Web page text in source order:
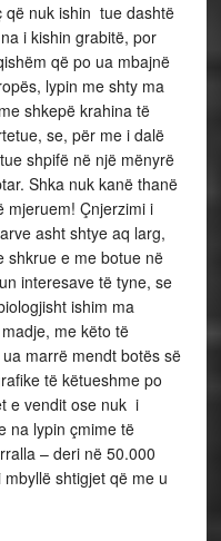
që nuk ishin tue dashtë
i kishin grabitë, por
që po ua mbajnë
lypin me shty ma
shkepë krahina të
se, për me i dalë
shpifë në një mënyrë
Shka nuk kanë thanë
mjeruem! Çnjerzimi i
asht shtye aq larg,
shkrue e me botue në
interesave të tyne, se
ishim ma
me këto të
marrë mendt botës së
të këtueshme po
e vendit ose nuk i
na lypin çmime të
– deri në 50.000
shtigjet që me u